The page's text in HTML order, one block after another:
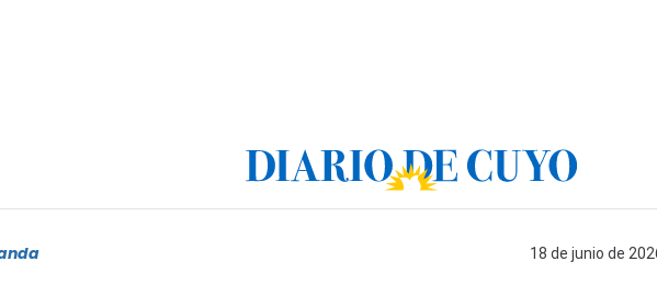
18 de junio de